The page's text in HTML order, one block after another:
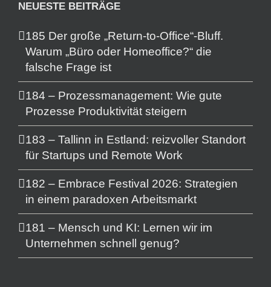
NEUESTE BEITRÄGE
185 Der große „Return-to-Office“-Bluff.
Warum „Büro oder Homeoffice?“ die
falsche Frage ist
184 – Prozessmanagement: Wie gute
Prozesse Produktivität steigern
183 – Tallinn in Estland: reizvoller Standort
für Startups und Remote Work
182 – Embrace Festival 2026: Strategien
in einem paradoxen Arbeitsmarkt
181 – Mensch und KI: Lernen wir im
Unternehmen schnell genug?